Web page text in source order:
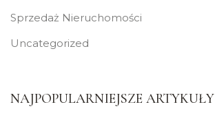
Sprzedaż Nieruchomości
Uncategorized
NAJPOPULARNIEJSZE ARTYKUŁY